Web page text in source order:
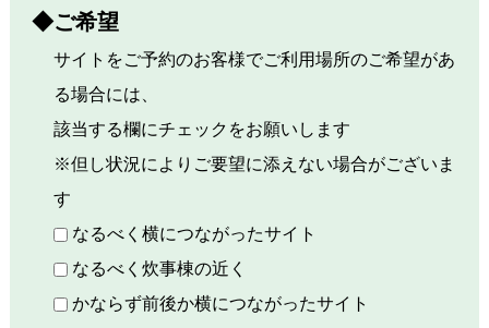
◆ご希望
サイトをご予約のお客様でご利用場所のご希望があ
る場合には、
該当する欄にチェックをお願いします
※但し状況によりご要望に添えない場合がございま
す
なるべく横につながったサイト
なるべく炊事棟の近く
かならず前後か横につながったサイト